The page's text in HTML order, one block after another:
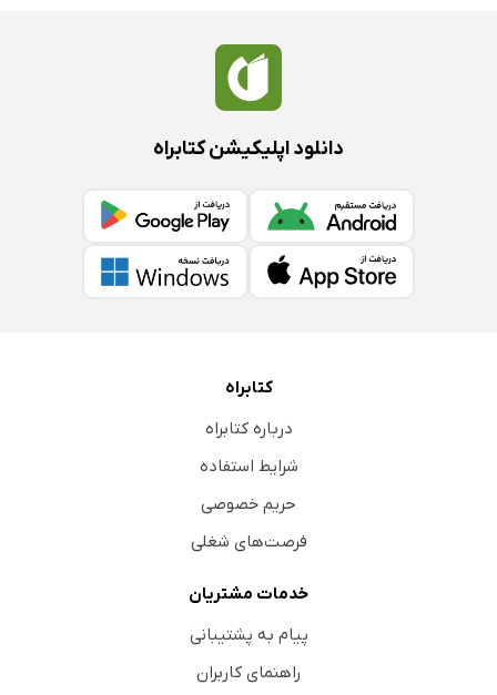
دانلود اپلیکیشن کتابراه
کتابراه
درباره کتابراه
شرایط استفاده
حریم خصوصی
فرصت‌های شغلی
خدمات مشتریان
پیام به پشتیبانی
راهنمای کاربران